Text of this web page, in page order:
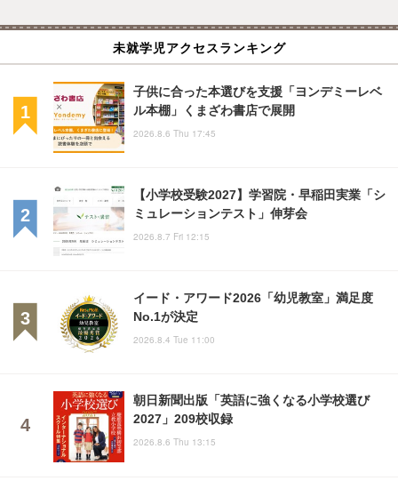
未就学児アクセスランキング
子供に合った本選びを支援「ヨンデミーレベ
ル本棚」くまざわ書店で展開
2026.8.6 Thu 17:45
【小学校受験2027】学習院・早稲田実業「シ
ミュレーションテスト」伸芽会
2026.8.7 Fri 12:15
イード・アワード2026「幼児教室」満足度
No.1が決定
2026.8.4 Tue 11:00
朝日新聞出版「英語に強くなる小学校選び
2027」209校収録
2026.8.6 Thu 13:15